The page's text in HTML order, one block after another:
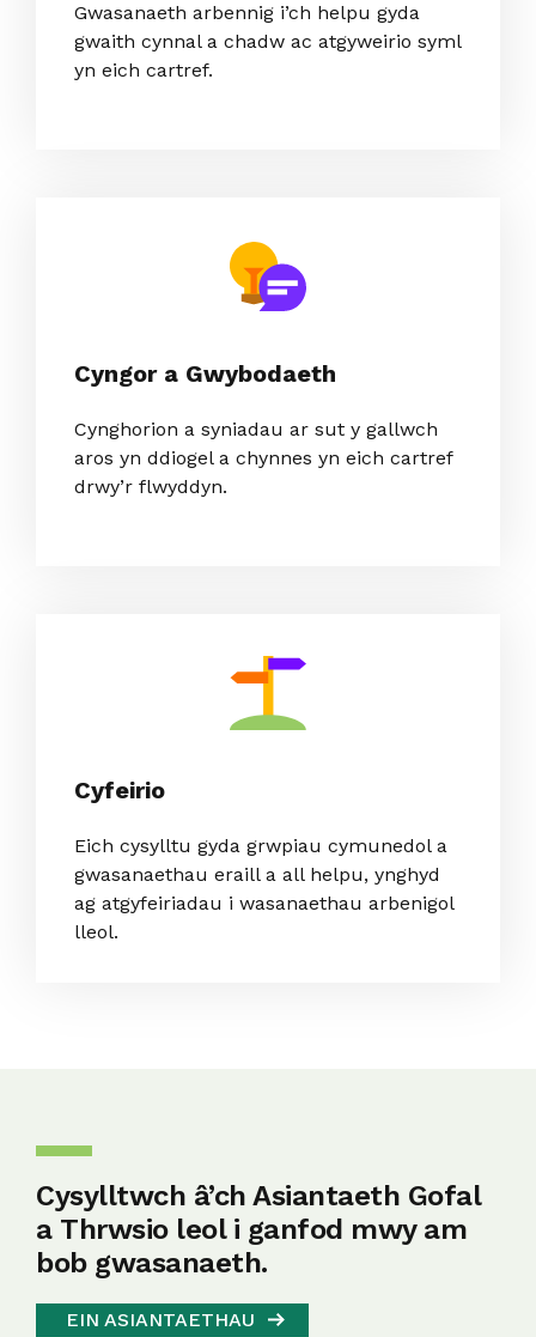
Gwasanaeth arbennig i’ch helpu gyda
gwaith cynnal a chadw ac atgyweirio syml
yn eich cartref.
Cyngor a Gwybodaeth
Cynghorion a syniadau ar sut y gallwch
aros yn ddiogel a chynnes yn eich cartref
drwy’r flwyddyn.
Cyfeirio
Eich cysylltu gyda grwpiau cymunedol a
gwasanaethau eraill a all helpu, ynghyd
ag atgyfeiriadau i wasanaethau arbenigol
lleol.
Cysylltwch â’ch Asiantaeth Gofal
a Thrwsio leol i ganfod mwy am
bob gwasanaeth.
EIN ASIANTAETHAU